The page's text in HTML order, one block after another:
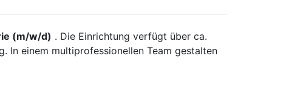
(m/w/d) . Die Einrichtung verfügt über ca.
In einem multiprofessionellen Team gestalten